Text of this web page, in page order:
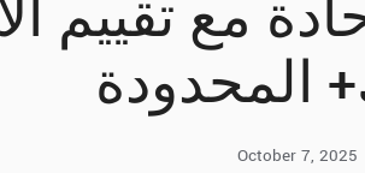
مع تقييم
المحدودة
October 7, 2025